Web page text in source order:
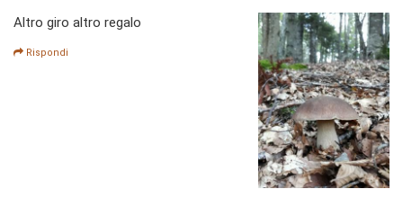
Altro giro altro regalo
Rispondi